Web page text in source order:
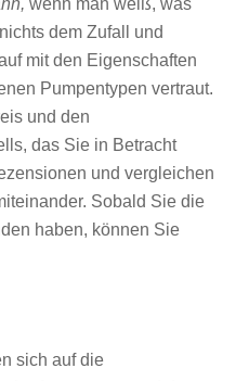
wenn man weiß, was
dem Zufall und
mit den Eigenschaften
Pumpentypen vertraut.
und den
das Sie in Betracht
und vergleichen
Sobald Sie die
haben, können Sie
sich auf die